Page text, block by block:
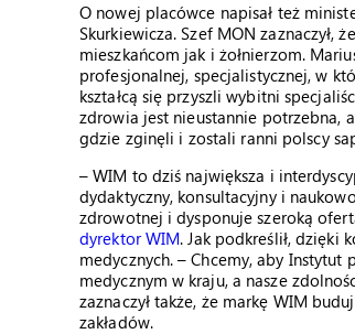
O nowej placówce napisał też
Skurkiewicza. Szef MON zaznaczył,
mieszkańcom jak i żołnierzom.
profesjonalnej, specjalistycznej, w
kształcą się przyszli wybitni
zdrowia jest nieustannie potrzebna,
gdzie zginęli i zostali ranni polscy
– WIM to dziś największa i
dydaktyczny, konsultacyjny i
zdrowotnej i dysponuje szeroką
dyrektor WIM. Jak podkreślił, dzięki
medycznych. – Chcemy, aby
medycznym w kraju, a nasze
zaznaczył także, że markę WIM
zakładów.